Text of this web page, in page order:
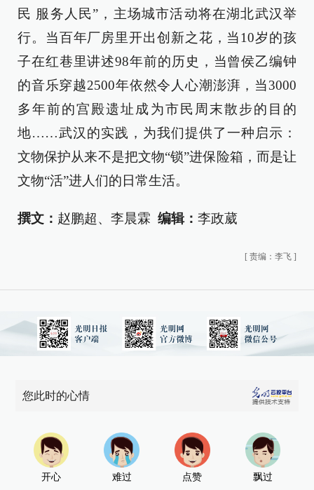
民 服务人民”，主场城市活动将在湖北武汉举
行。当百年厂房里开出创新之花，当10岁的孩
子在红巷里讲述98年前的历史，当曾侯乙编钟
的音乐穿越2500年依然令人心潮澎湃，当3000
多年前的宫殿遗址成为市民周末散步的目的
地……武汉的实践，为我们提供了一种启示：
文物保护从来不是把文物“锁”进保险箱，而是让
文物“活”进人们的日常生活。
撰文： 赵鹏超、李晨霖 编辑： 李政葳
[ 责编：李飞 ]
您此时的心情
开心 难过 点赞 飘过